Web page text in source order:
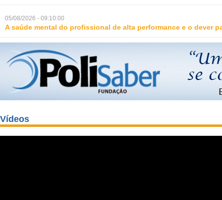
05/08/2026 - 09:10:00
A saúde mental do profissional de alta performance e o dever
Vídeos